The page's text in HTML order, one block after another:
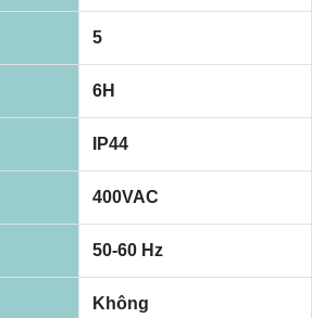
5
6H
IP44
400VAC
50-60 Hz
Không